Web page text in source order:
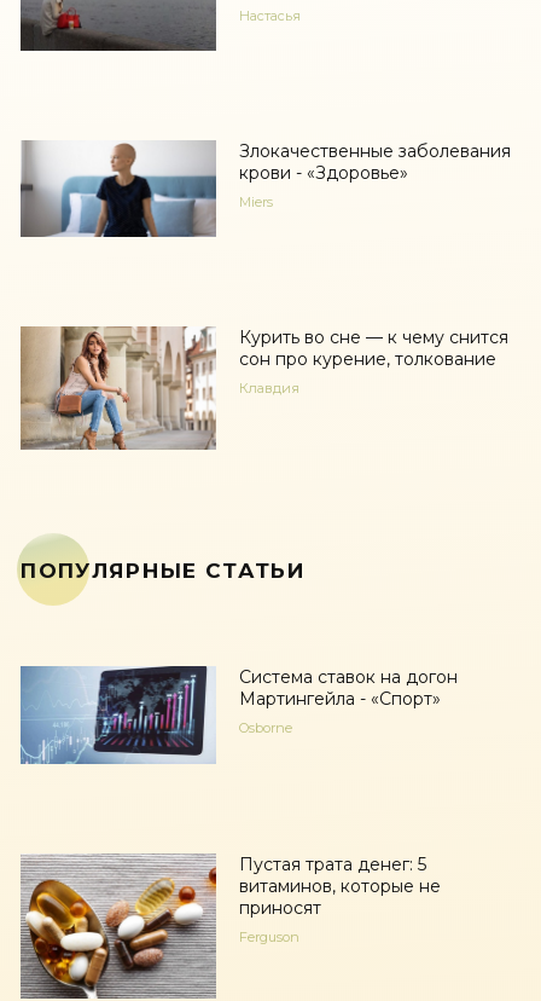
Настасья
Злокачественные заболевания
крови - «Здоровье»
Miers
Курить во сне — к чему снится
сон про курение, толкование
Клавдия
ПОПУЛЯРНЫЕ СТАТЬИ
Система ставок на догон
Мартингейла - «Спорт»
Osborne
Пустая трата денег: 5
витаминов, которые не
приносят
Ferguson